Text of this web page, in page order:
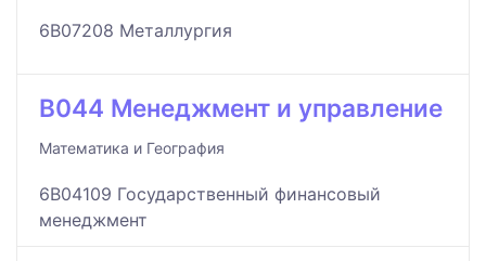
6B07208 Металлургия
B044 Менеджмент и управление
Математика и География
6B04109 Государственный финансовый
менеджмент